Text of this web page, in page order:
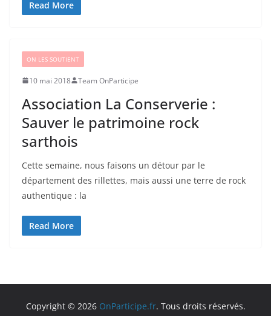
Read More
ON LES SOUTIENT
10 mai 2018 Team OnParticipe
Association La Conserverie :
Sauver le patrimoine rock
sarthois
Cette semaine, nous faisons un détour par le
département des rillettes, mais aussi une terre de rock
authentique : la
Read More
Copyright © 2026 OnParticipe.fr. Tous droits réservés.